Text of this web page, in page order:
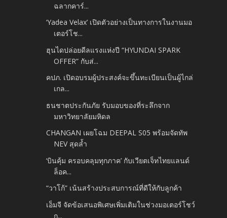
ฉลากคาร์...
‘Yadea Velax’ เปิดตัวอย่างเป็นทางการในงานมอ
เตอร์โช...
ฮุนไดปล่อยดีลแรงแห่งปี “HYUNDAI SPARK
OFFER” กับส่...
คปภ. เปิดอบรมผู้ประสงค์จะขึ้นทะเบียนเป็นผู้ไกล่
เกล...
ธนชาตประกันภัย รับมอบของที่ระลึกจาก
มหาวิทยาลัยมหิดล
CHANGAN เผยโฉม DEEPAL S05 พร้อมจัดทัพ
NEV สุดล้ำ
‘บินคุ้ม ครอบคลุมทุกภาค’ กับเวียตเจ็ทไทยแลนด์
ล็อค...
“วาโก้” เน้นสร้างประสบการณ์ที่ดีให้กับลูกค้า
เอ็มจี จัดข้อเสนอพิเศษเพิ่มเติมในช่วงมอเตอร์โชว์
ก...